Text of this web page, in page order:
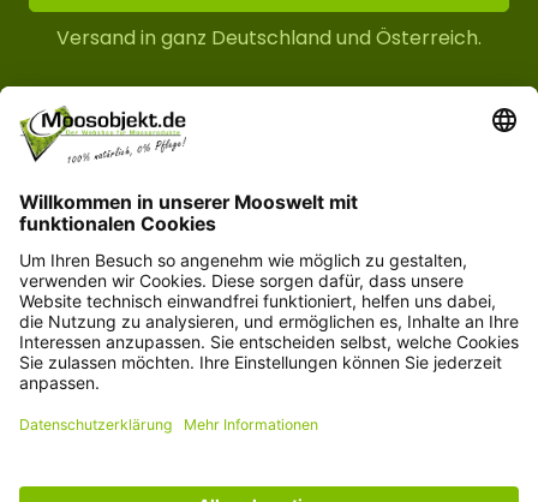
Versand in ganz Deutschland und Österreich.
Kundenservice
Informationen
© Copyright 2026 moosobjekt.de